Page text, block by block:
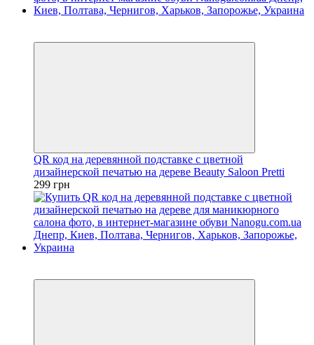
QR код на деревянной подставке с цветной
дизайнерской печатью на дереве Beauty Saloon Pretti
299 грн